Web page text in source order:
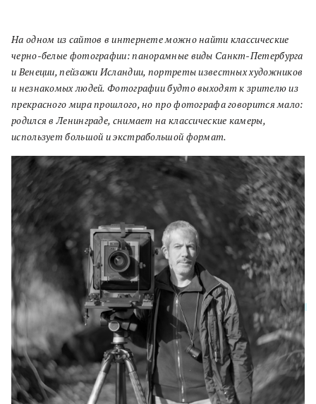
На одном из сайтов в интернете можно найти классические
черно-белые фотографии: панорамные виды Санкт-Петербурга
и Венеции, пейзажи Исландии, портреты известных художников
и незнакомых людей. Фотографии будто выходят к зрителю из
прекрасного мира прошлого, но про фотографа говорится мало:
родился в Ленинграде, снимает на классические камеры,
использует большой и экстрабольшой формат.